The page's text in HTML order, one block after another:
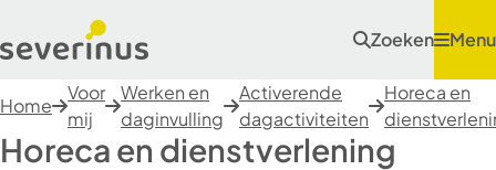
Zoeken Menu
Home
Voor
mij
Werken en
daginvulling
Activerende
dagactiviteiten
Horeca en
Horeca en dienstverlening